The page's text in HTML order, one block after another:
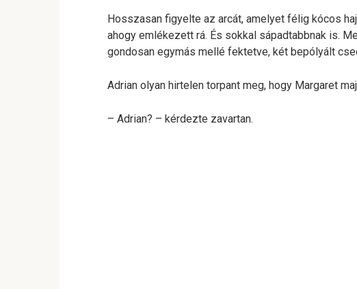
Hosszasan figyelte az arcát, amelyet félig kócos
ahogy emlékezett rá. És sokkal sápadtabbnak is.
gondosan egymás mellé fektetve, két bepólyált
Adrian olyan hirtelen torpant meg, hogy Margaret
– Adrian? – kérdezte zavartan.